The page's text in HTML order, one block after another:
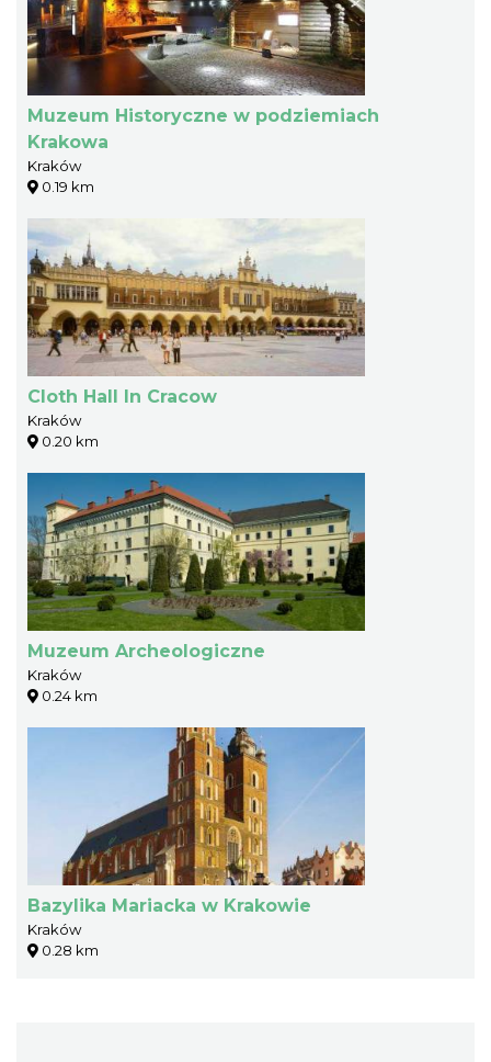
Muzeum Historyczne w podziemiach
Krakowa
Kraków
0.19 km
Cloth Hall In Cracow
Kraków
0.20 km
Muzeum Archeologiczne
Kraków
0.24 km
Bazylika Mariacka w Krakowie
Kraków
0.28 km